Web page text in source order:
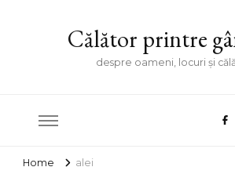
Călător printre
despre oameni, locuri și
Home alei